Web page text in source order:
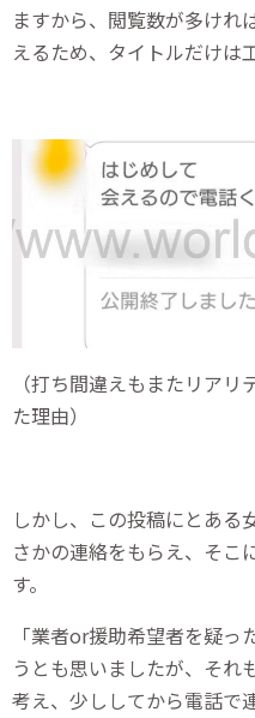
ますから、閲覧数が多けれ
えるため、タイトルだけは
（打ち間違えもまたリア
た理由）
しかし、この投稿にとある
さかの連絡をもらえ、そこ
す。
「業者or援助希望者を疑
うとも思いましたが、それ
考え、少ししてから電話で